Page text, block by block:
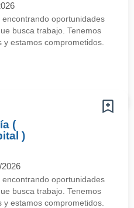
oportunidades
busca trabajo. Tenemos
estamos comprometidos.
(
)
2026
oportunidades
busca trabajo. Tenemos
estamos comprometidos.